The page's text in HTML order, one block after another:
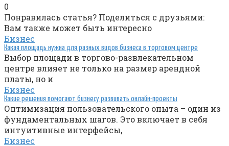
0
Понравилась статья? Поделиться с друзьями:
Вам также может быть интересно
Бизнес
Какая площадь нужна для разных видов бизнеса в торговом центре
Выбор площади в торгово-развлекательном
центре влияет не только на размер арендной
платы, но и
Бизнес
Какие решения помогают бизнесу развивать онлайн-проекты
Оптимизация пользовательского опыта – один из
фундаментальных шагов. Это включает в себя
интуитивные интерфейсы,
Бизнес